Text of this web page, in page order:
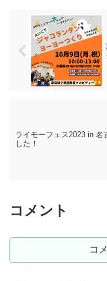
ライモーフェス2023 in 名
した！
コメント
コ